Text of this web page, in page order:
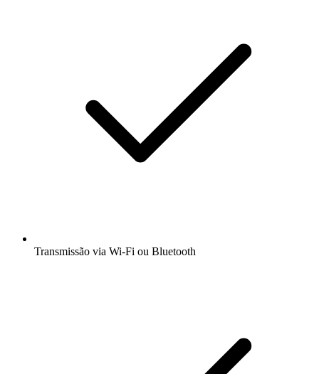
Transmissão via Wi-Fi ou Bluetooth